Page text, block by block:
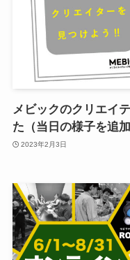
メビックのクリエイ
た（当日の様子を追加
2023年2月3日